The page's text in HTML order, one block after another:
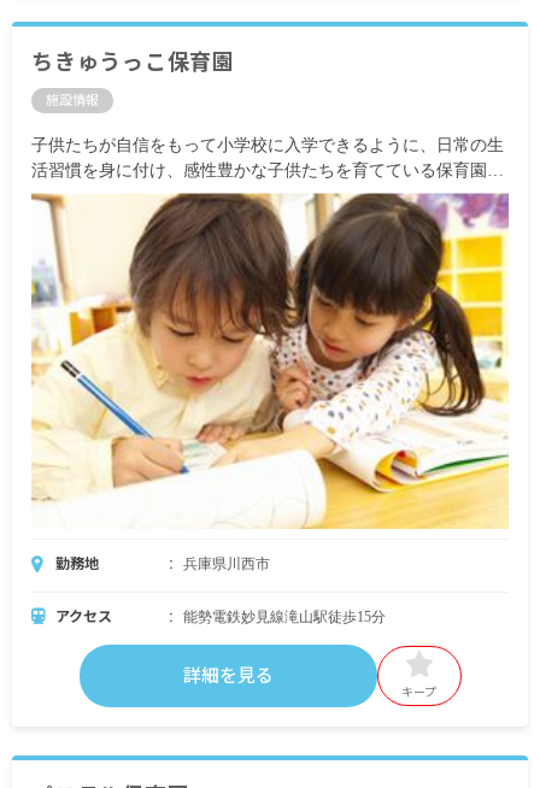
ちきゅうっこ保育園
施設情報
子供たちが自信をもって小学校に入学できるように、日常の生
活習慣を身に付け、感性豊かな子供たちを育てている保育園で
す。
勤務地 兵庫県川西市
アクセス 能勢電鉄妙見線滝山駅徒歩15分
詳細を見る
キープ